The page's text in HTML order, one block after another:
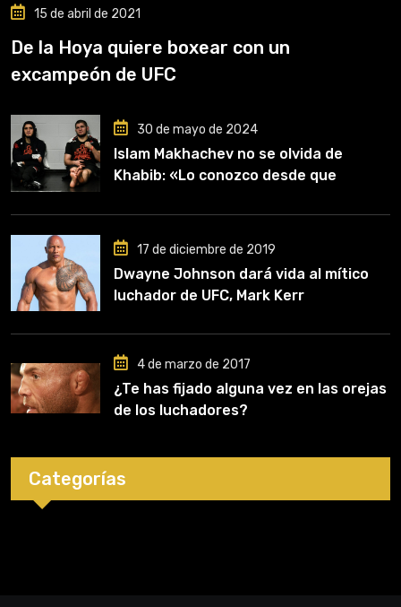
15 de abril de 2021
De la Hoya quiere boxear con un
excampeón de UFC
30 de mayo de 2024
Islam Makhachev no se olvida de
Khabib: «Lo conozco desde que
clave en mi carrera»
17 de diciembre de 2019
Dwayne Johnson dará vida al mítico
luchador de UFC, Mark Kerr
4 de marzo de 2017
¿Te has fijado alguna vez en las orejas
de los luchadores?
Categorías